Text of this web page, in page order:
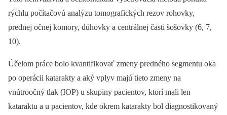
rýchlu počítačovú analýzu tomografických rezov rohovky,
prednej očnej komory, dúhovky a centrálnej časti šošovky (6, 7,
10).
Účelom práce bolo kvantifikovať zmeny predného segmentu oka
po operácii katarakty a aký vplyv majú tieto zmeny na
vnútroočný tlak (IOP) u skupiny pacientov, ktorí mali len
kataraktu a u pacientov, kde okrem katarakty bol diagnostikovaný